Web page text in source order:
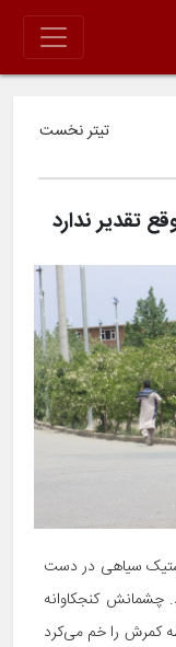
تیتر نخست
تقدیر ندارد
سیاهی در دست
چشمانش کنجکاوانه
کمرش را خم می‌کرد